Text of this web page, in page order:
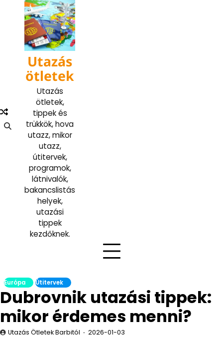
content
Utazás
ötletek
Utazás
ötletek,
tippek és
trükkök, hova
utazz, mikor
utazz,
útitervek,
programok,
látnivalók,
bakancslistás
helyek,
utazási
tippek
kezdőknek.
Európa Útitervek
Dubrovnik utazási tippek:
mikor érdemes menni?
Utazás Ötletek Barbitól 2026-01-03